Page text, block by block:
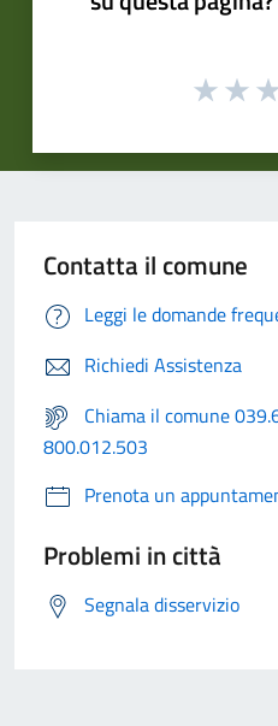
Contatta il comune
Leggi le domande
Richiedi Assistenza
Chiama il comune
800.012.503
Prenota un
Problemi in città
Segnala disservizio